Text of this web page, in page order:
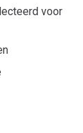
voor